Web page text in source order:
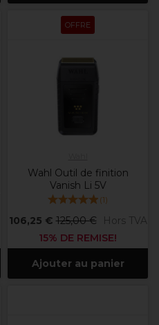
OFFRE
Wahl Outil de finition
Vanish Li 5V
(1)
106,25 € 125,00 €
Hors TVA
15% DE REMISE!
Ajouter au panier